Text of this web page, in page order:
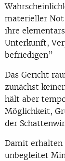
materieller
ihre
Unterkunft,
befriedigen”
Das Gericht
zunächst
hält aber
Möglichkeit,
der
Damit erhalten
unbegleitet